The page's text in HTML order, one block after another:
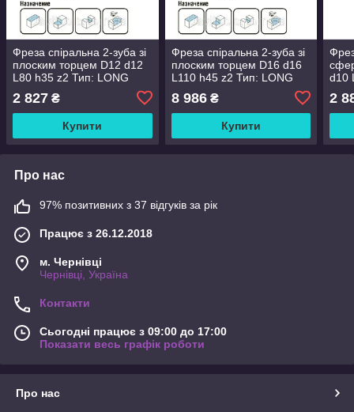
Фреза спіральна 2-зуба зі
плоским торцем D12 d12
L80 h35 z2 Тип: LONG
2 827 ₴
Купити
Фреза спіральна 2-зуба зі
плоским торцем D16 d16
L110 h45 z2 Тип: LONG
8 986₴
Купити
d10
2
Про нас
97% позитивних з 37 відгуків за рік
Працює з 26.12.2018
м. Чернівці
Чернівці, Україна
Контакти
Сьогодні працює з 09:00 до 17:00
Показати весь графік роботи
Про нас